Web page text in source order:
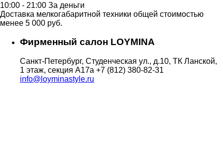
10:00 - 21:00 За деньги
Доставка мелкогабаритной техники общей стоимостью
менее 5 000 руб.
Фирменный салон LOYMINA
Санкт-Петербург, Студенческая ул., д.10, ТК Ланской,
1 этаж, секция А17а +7 (812) 380-82-31
info@loyminastyle.ru